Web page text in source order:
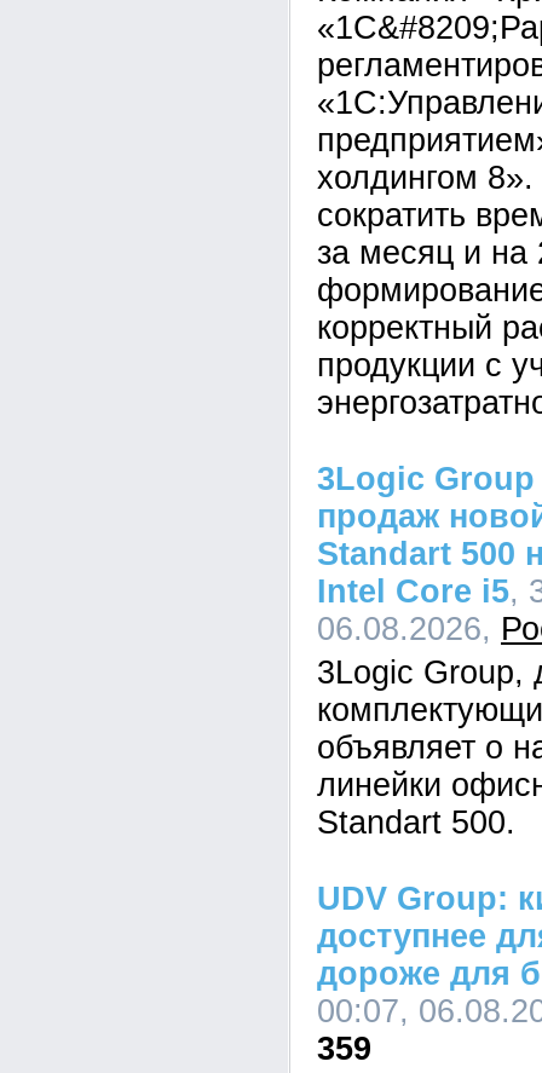
холдингом
сократить
за месяц и на
корректный
продукции с
3Logic Group
продаж
Standart 500
Intel Core i5,
06.08.2026,
3Logic Group,
объявляет о
линейки
Standart 500.
UDV Group:
доступнее
дороже для
00:07,
359